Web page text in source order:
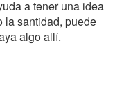
a tener una idea
la santidad, puede
algo allí.